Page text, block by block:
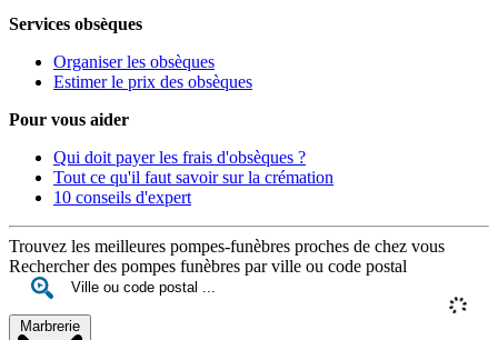
Services obsèques
Organiser les obsèques
Estimer le prix des obsèques
Pour vous aider
Qui doit payer les frais d'obsèques ?
Tout ce qu'il faut savoir sur la crémation
10 conseils d'expert
Trouvez les meilleures pompes-funèbres proches de chez vous
Rechercher des pompes funèbres par ville ou code postal
Marbrerie